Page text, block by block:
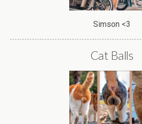
Simson <3
Cat Balls